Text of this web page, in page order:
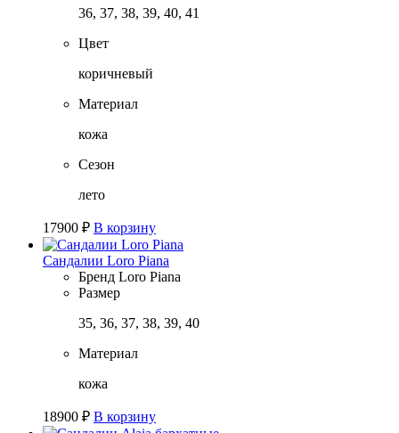
36, 37, 38, 39, 40, 41
Цвет
коричневый
Материал
кожа
Сезон
лето
17900 ₽ В корзину
Сандалии Loro Piana
Бренд Loro Piana
Размер
35, 36, 37, 38, 39, 40
Материал
кожа
18900 ₽ В корзину